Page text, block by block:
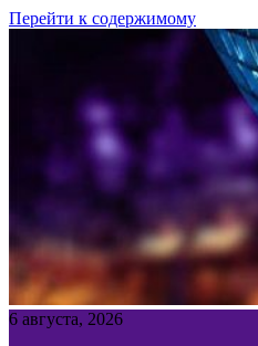
Перейти к содержимому
6 августа, 2026